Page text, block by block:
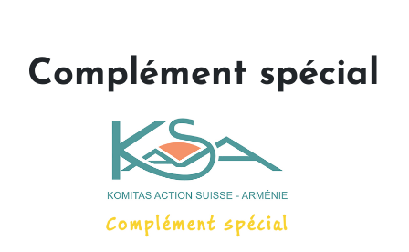
Complément spécial